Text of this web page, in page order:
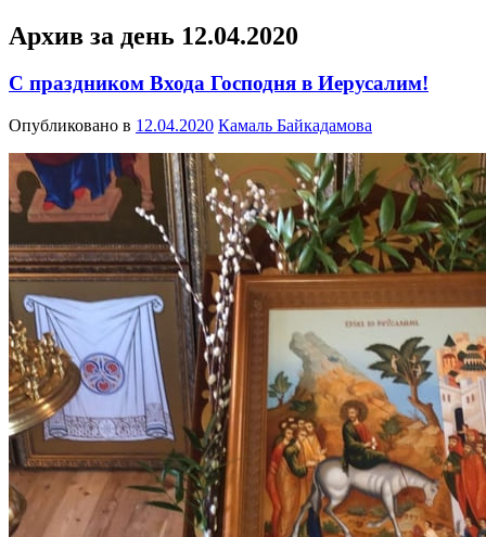
Архив за день 12.04.2020
С праздником Входа Господня в Иерусалим!
Опубликовано в 12.04.2020 Камаль Байкадамова